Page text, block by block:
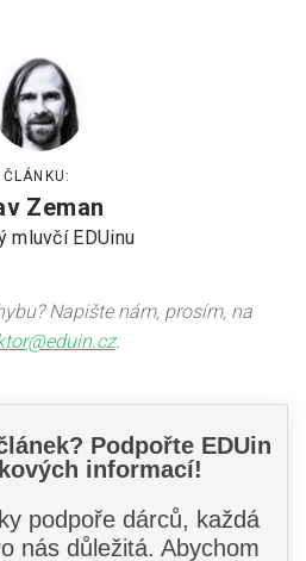
Zeman
mluvčí EDUinu
Napište nám, prosím, na
.